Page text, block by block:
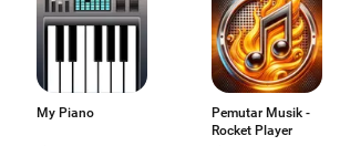
My Piano
Pemutar Musik -
Rocket Player